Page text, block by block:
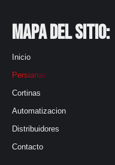
Mapa del Sitio:
Inicio
Persianas
Cortinas
Automatizacion
Distribuidores
Contacto